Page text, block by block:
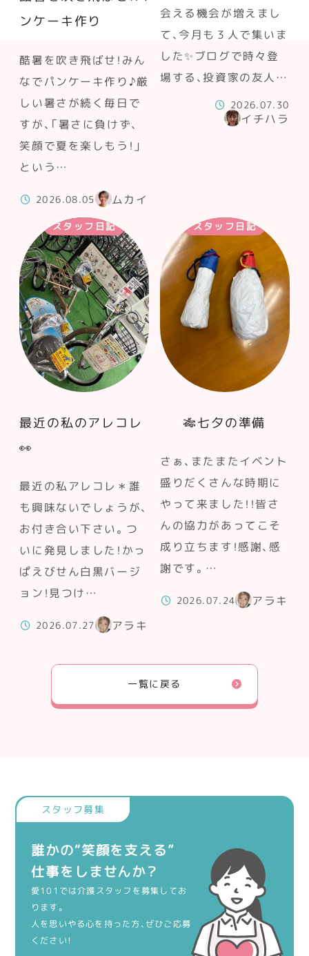
ンケーキ作り
酷暑を吹き飛ばせ！みん
なでパンケーキ作り♪厳
しい暑さが続く毎日で
すが、「暑さに負けず、
笑顔で夏を楽しもう！」
という…
2026.08.05 ムカイ
会える機会が増えまし
て、今月も３人で集いま
した✨ブログで時々登
場する、投資家の友人…
2026.07.30
イチハラ
スタッフ日記
最近の私のアレコレ
👀
最近の私アレコレ＊誰
も興味ないでしょうが、
お付き合い下さい。つ
いに発見しました！かっ
ぱえびせん白黒バージ
ョン！見つけ…
2026.07.27 アラキ
スタッフ日記
🎋七夕の準備
さぁ、またまたイベント
盛りだくさんな時期に
やって来ました！！皆さ
んの協力があってこそ
成り立ちます！感謝、感
謝です。…
2026.07.24 アラキ
一覧に戻る
誰かの“笑顔を支える”
仕事をしませんか？
愛101では介護スタッフを募集してお
ります。
人を思いやる心を持った方、ぜひご応募
ください！